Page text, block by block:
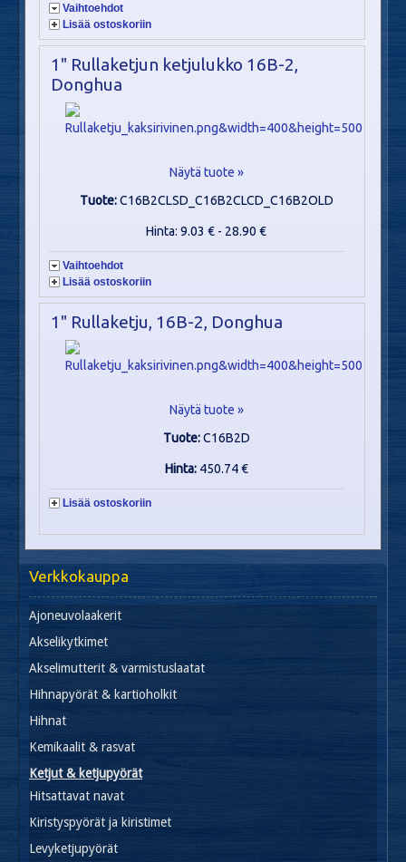
Vaihtoehdot
Lisää ostoskoriin
1" Rullaketjun ketjulukko 16B-2,
Donghua
Näytä tuote »
Tuote:C16B2CLSD_C16B2CLCD_C16B2OLD
Hinta: 9.03 € - 28.90 €
Vaihtoehdot
Lisää ostoskoriin
1" Rullaketju, 16B-2, Donghua
Näytä tuote »
Tuote:C16B2D
Hinta: 450.74 €
Lisää ostoskoriin
Verkkokauppa
Ajoneuvolaakerit
Akselikytkimet
Akselimutterit & varmistuslaatat
Hihnapyörät & kartioholkit
Hihnat
Kemikaalit & rasvat
Ketjut & ketjupyörät
Hitsattavat navat
Kiristyspyörät ja kiristimet
Levyketjupyörät